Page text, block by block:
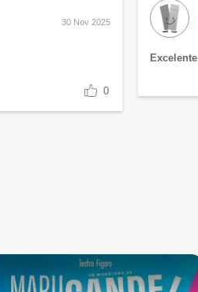
Excelente
30 Nov 2025
0